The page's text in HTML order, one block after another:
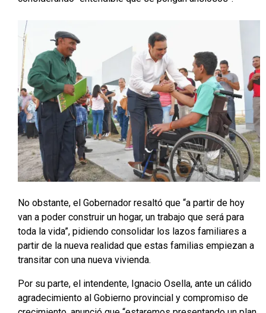
No obstante, el Gobernador resaltó que “a partir de hoy
van a poder construir un hogar, un trabajo que será para
toda la vida”, pidiendo consolidar los lazos familiares a
partir de la nueva realidad que estas familias empiezan a
transitar con una nueva vivienda.
Por su parte, el intendente, Ignacio Osella, ante un cálido
agradecimiento al Gobierno provincial y compromiso de